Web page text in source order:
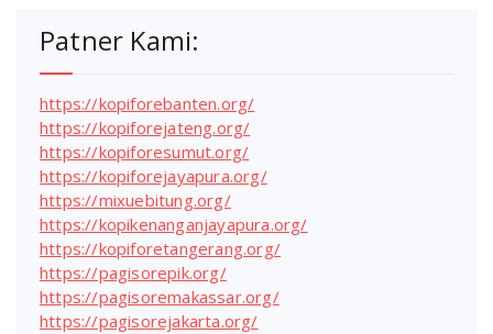
Patner Kami:
https://kopiforebanten.org/
https://kopiforejateng.org/
https://kopiforesumut.org/
https://kopiforejayapura.org/
https://mixuebitung.org/
https://kopikenanganjayapura.org/
https://kopiforetangerang.org/
https://pagisorepik.org/
https://pagisoremakassar.org/
https://pagisorejakarta.org/